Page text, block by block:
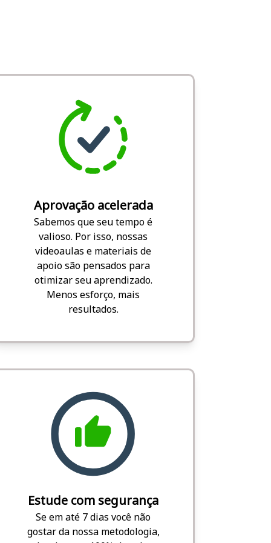
Aprovação acelerada
Sabemos que seu tempo é
valioso. Por isso, nossas
videoaulas e materiais de
apoio são pensados para
otimizar seu aprendizado.
Menos esforço, mais
resultados.
Estude com segurança
Se em até 7 dias você não
gostar da nossa metodologia,